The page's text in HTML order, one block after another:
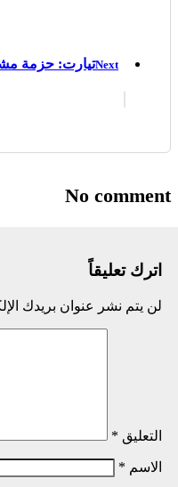
Nextتيارت: حزمة مشاريع
No comment
اترك تعليقاً
لن يتم نشر عنوان بريدك
التعليق *
الاسم *